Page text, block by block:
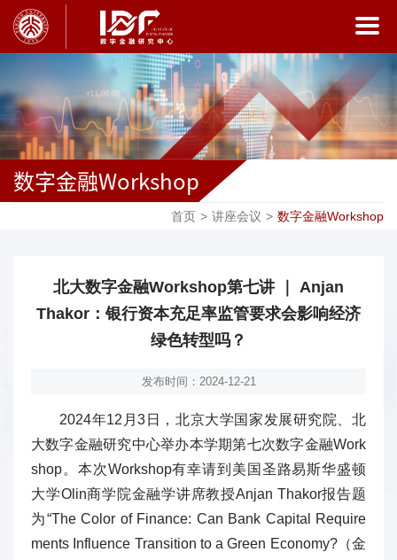
数字金融Workshop
首页 > 讲座会议 > 数字金融Workshop
北大数字金融Workshop第七讲 ｜ Anjan
Thakor：银行资本充足率监管要求会影响经济
绿色转型吗？
发布时间：2024-12-21
2024年12月3日，北京大学国家发展研究院、北
大数字金融研究中心举办本学期第七次数字金融Work
shop。本次Workshop有幸请到美国圣路易斯华盛顿
大学Olin商学院金融学讲席教授Anjan Thakor报告题
为“The Color of Finance: Can Bank Capital Require
ments Influence Transition to a Green Economy?（金